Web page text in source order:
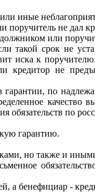
иные
поручитель не дал
должником или
такой срок не
иска к
кредитор не
по
по
гарантию.
но также и
а бенефициар -